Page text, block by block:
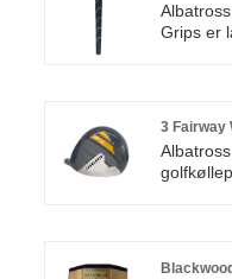
Grips er
3 Fairway